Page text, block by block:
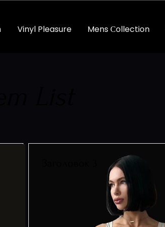
Vinyl Pleasure Mens Сollection